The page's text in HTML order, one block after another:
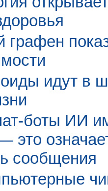
графен
идут в
боты ИИ
сообщения